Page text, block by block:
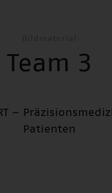
Team 3
–
Patienten